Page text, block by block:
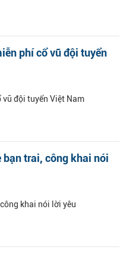
phí cổ vũ đội tuyển
vũ đội tuyển Việt Nam
bạn trai, công khai nói
khai nói lời yêu